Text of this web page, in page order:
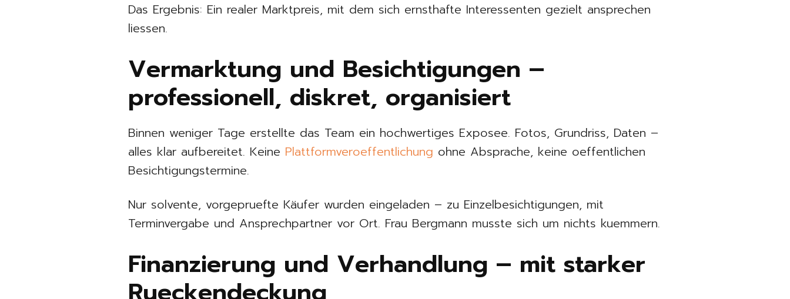
Das Ergebnis: Ein realer Marktpreis, mit dem sich ernsthafte Interessenten gezielt ansprechen
liessen.
Vermarktung und Besichtigungen –
professionell, diskret, organisiert
Binnen weniger Tage erstellte das Team ein hochwertiges Exposee. Fotos, Grundriss, Daten –
alles klar aufbereitet. Keine Plattformveroeffentlichung ohne Absprache, keine oeffentlichen
Besichtigungstermine.
Nur solvente, vorgepruefte Käufer wurden eingeladen – zu Einzelbesichtigungen, mit
Terminvergabe und Ansprechpartner vor Ort. Frau Bergmann musste sich um nichts kuemmern.
Finanzierung und Verhandlung – mit starker